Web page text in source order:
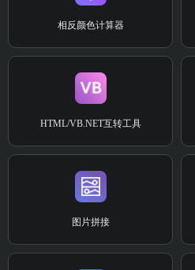
相反颜色计算器
HTML/VB.NET互转工具
图片拼接